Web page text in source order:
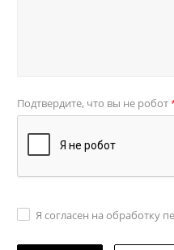
Подтвердите, что вы не робот
Я согласен на обработку